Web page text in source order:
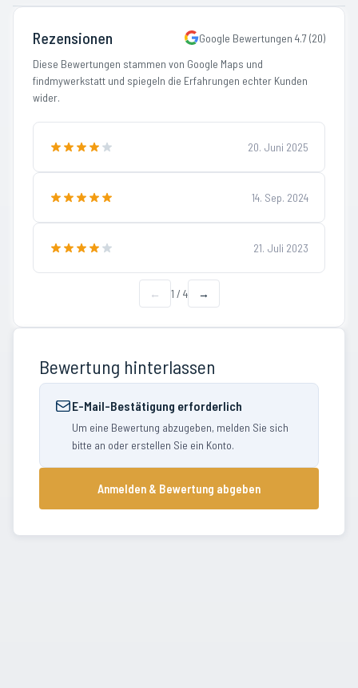
Rezensionen Google Bewertungen 4.7(20)
Diese Bewertungen stammen von Google Maps und
findmywerkstatt und spiegeln die Erfahrungen echter Kunden
wider.
20. Juni 2025
14. Sep. 2024
21. Juli 2023
← 1 / 4 →
Bewertung hinterlassen
E-Mail-Bestätigung erforderlich
Um eine Bewertung abzugeben, melden Sie sich
bitte an oder erstellen Sie ein Konto.
Anmelden & Bewertung abgeben